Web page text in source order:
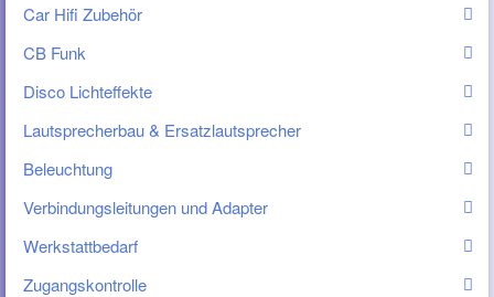
Car Hifi Zubehör
CB Funk
Disco Lichteffekte
Lautsprecherbau & Ersatzlautsprecher
Beleuchtung
Verbindungsleitungen und Adapter
Werkstattbedarf
Zugangskontrolle